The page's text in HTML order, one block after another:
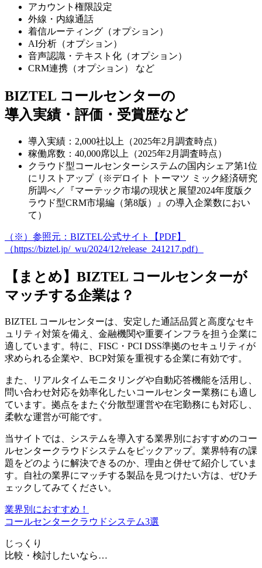
アカウント権限設定
外線・内線通話
着信ルーティング（オプション）
AI分析（オプション）
音声認識・テキスト化（オプション）
CRM連携（オプション） など
BIZTEL コールセンターの
導入実績・評価・受賞歴など
導入実績：2,000社以上（2025年2月調査時点）
稼働席数：40,000席以上（2025年2月調査時点）
クラウド型コールセンターシステムの国内シェア第1位
にリストアップ（※デロイト トーマツ ミック経済研究
所調べ／『マーテック市場の現状と展望2024年度版ク
ラウド型CRM市場編（第8版）』の導入企業数におい
て）
（※）参照元：BIZTEL公式サイト【PDF】
（https://biztel.jp/_wu/2024/12/release_241217.pdf）
【まとめ】BIZTEL コールセンターが
マッチする企業は？
BIZTEL コールセンターは、 安定した通話品質と高度なセキ
ュリティ対策を備え、金融機関や重要インフラを担う企業に
適しています。特に、FISC・PCI DSS準拠のセキュリティが
求められる企業や、BCP対策を重視する企業に有効です。
また、
リアルタイムモニタリングや自動応答機能を活用し、
問い合わせ対応を効率化したいコールセンター業務にも適し
ています。拠点をまたぐ分散型運営や在宅勤務にも対応し、
柔軟な運営が可能です。
当サイトでは、システムを導入する業界別におすすめのコー
ルセンタークラウドシステムをピックアップ。業界特有の課
題をどのように解決できるのか、理由と併せて紹介していま
す。自社の業界にマッチする製品を見つけたい方は、ぜひチ
ェックしてみてください。
業界別におすすめ！
コールセンタークラウドシステム3選
じっくり
比較・検討したいなら…